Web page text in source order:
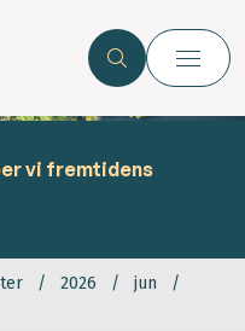
vi fremtidens
2026
jun